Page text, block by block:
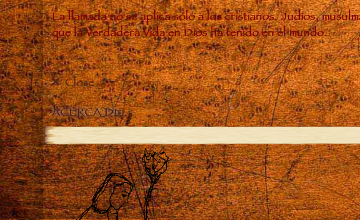
La llamada no se aplica sólo a los cristianos. Judíos,
que la Verdadera Vida en Dios ha tenido en el mundo.
Close
ACERCA DE